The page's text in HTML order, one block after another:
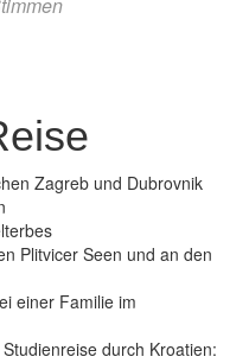
Zagreb und Dubrovnik
Plitvicer Seen und an den
einer Familie im
durch Kroatien: